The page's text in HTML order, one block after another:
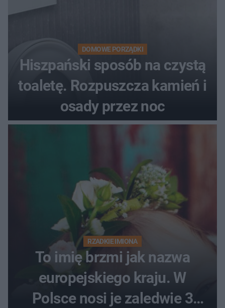
DOMOWE PORZĄDKI
Hiszpański sposób na czystą
toaletę. Rozpuszcza kamień i
osady przez noc
RZADKIE IMIONA
To imię brzmi jak nazwa
europejskiego kraju. W
Polsce nosi je zaledwie 3